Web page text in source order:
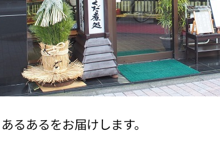
るあるをお届けします。